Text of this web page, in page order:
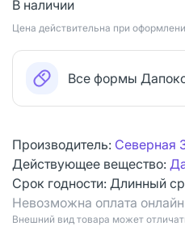
В наличии
Цена действительна при
Все формы
Производитель: Северная
Действующее вещество:
Срок годности: Длинный
Невозможна оплата
Bнешний вид товара может